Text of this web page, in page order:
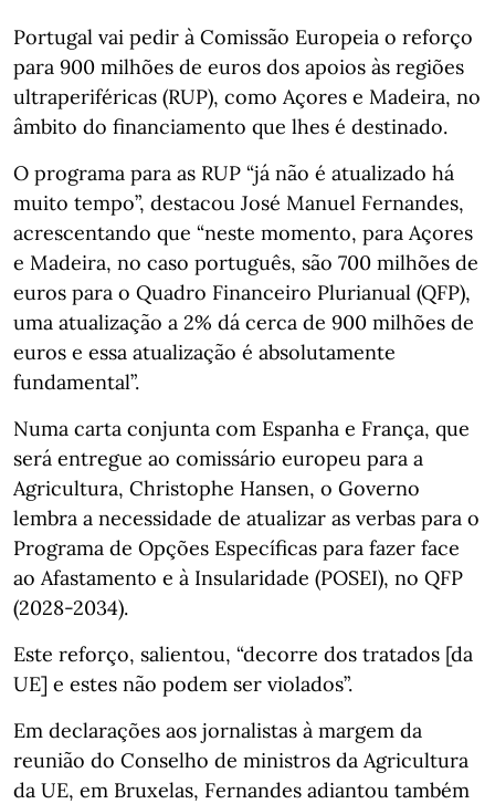
Portugal vai pedir à Comissão Europeia o reforço
para 900 milhões de euros dos apoios às regiões
ultraperiféricas (RUP), como Açores e Madeira, no
âmbito do financiamento que lhes é destinado.
O programa para as RUP “já não é atualizado há
muito tempo”, destacou José Manuel Fernandes,
acrescentando que “neste momento, para Açores
e Madeira, no caso português, são 700 milhões de
euros para o Quadro Financeiro Plurianual (QFP),
uma atualização a 2% dá cerca de 900 milhões de
euros e essa atualização é absolutamente
fundamental”.
Numa carta conjunta com Espanha e França, que
será entregue ao comissário europeu para a
Agricultura, Christophe Hansen, o Governo
lembra a necessidade de atualizar as verbas para o
Programa de Opções Específicas para fazer face
ao Afastamento e à Insularidade (POSEI), no QFP
(2028-2034).
Este reforço, salientou, “decorre dos tratados [da
UE] e estes não podem ser violados”.
Em declarações aos jornalistas à margem da
reunião do Conselho de ministros da Agricultura
da UE, em Bruxelas, Fernandes adiantou também